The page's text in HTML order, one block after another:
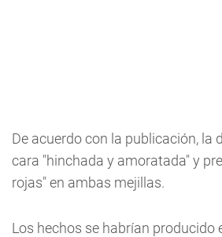
De acuerdo con la publicación, la
cara "hinchada y amoratada" y
rojas" en ambas mejillas.
Los hechos se habrían producido